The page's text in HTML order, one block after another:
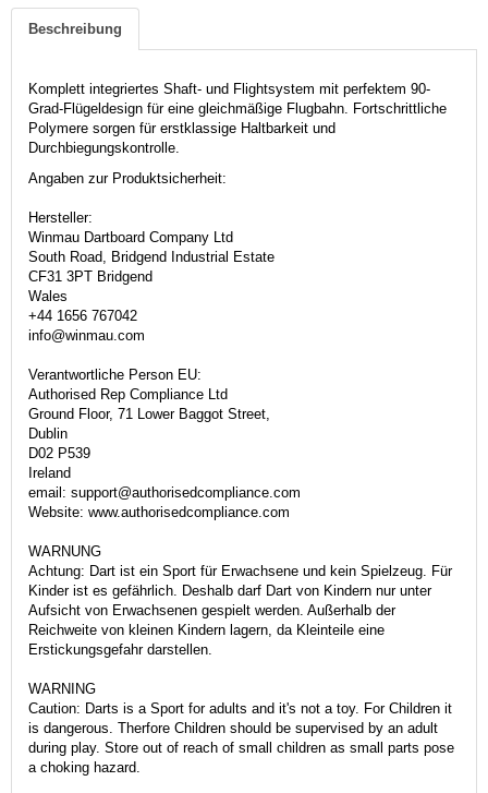
Beschreibung
Komplett integriertes Shaft- und Flightsystem mit perfektem 90-
Grad-Flügeldesign für eine gleichmäßige Flugbahn. Fortschrittliche
Polymere sorgen für erstklassige Haltbarkeit und
Durchbiegungskontrolle.
Angaben zur Produktsicherheit:
Hersteller:
Winmau Dartboard Company Ltd
South Road, Bridgend Industrial Estate
CF31 3PT Bridgend
Wales
+44 1656 767042
info@winmau.com
Verantwortliche Person EU:
Authorised Rep Compliance Ltd
Ground Floor, 71 Lower Baggot Street,
Dublin
D02 P539
Ireland
email: support@authorisedcompliance.com
Website: www.authorisedcompliance.com
WARNUNG
Achtung: Dart ist ein Sport für Erwachsene und kein Spielzeug. Für
Kinder ist es gefährlich. Deshalb darf Dart von Kindern nur unter
Aufsicht von Erwachsenen gespielt werden. Außerhalb der
Reichweite von kleinen Kindern lagern, da Kleinteile eine
Erstickungsgefahr darstellen.
WARNING
Caution: Darts is a Sport for adults and it's not a toy. For Children it
is dangerous. Therfore Children should be supervised by an adult
during play. Store out of reach of small children as small parts pose
a choking hazard.